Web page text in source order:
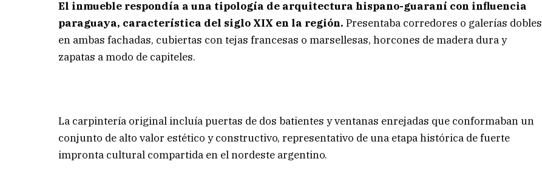
El inmueble respondía a una tipología de arquitectura hispano-guaraní con influencia
paraguaya, característica del siglo XIX en la región.Presentaba corredores o galerías dobles
en ambas fachadas, cubiertas con tejas francesas o marsellesas, horcones de madera dura y
zapatas a modo de capiteles.
La carpintería original incluía puertas de dos batientes y ventanas enrejadas que conformaban un
conjunto de alto valor estético y constructivo, representativo de una etapa histórica de fuerte
impronta cultural compartida en el nordeste argentino.